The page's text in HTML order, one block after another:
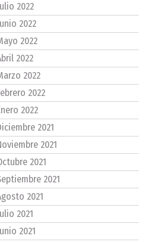
2022
2022
2022
2022
2022
2022
2022
2021
2021
2021
2021
2021
2021
2021